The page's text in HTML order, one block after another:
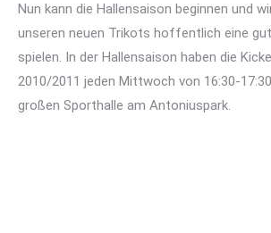
Nun kann die Hallensaison beginnen und
unseren neuen Trikots hoffentlich eine
spielen. In der Hallensaison haben die
2010/2011 jeden Mittwoch von 16:30-
großen Sporthalle am Antoniuspark.